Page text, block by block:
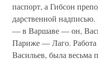
паспорт, а Гибсон
дарственной
— в Варшаве — он,
Париже — Лаго. Работа
Васильев, была весьма